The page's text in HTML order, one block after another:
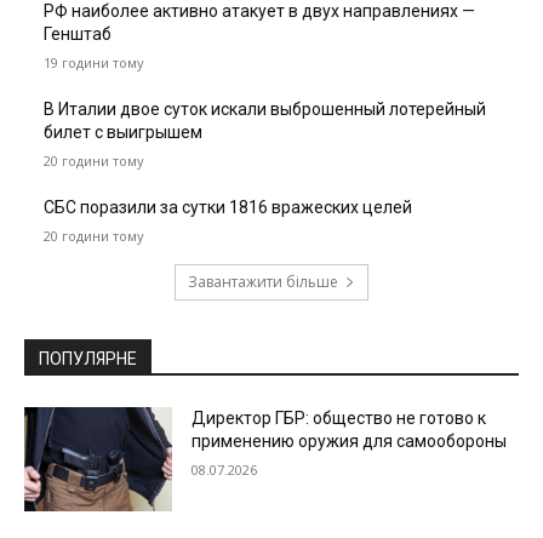
РФ наиболее активно атакует в двух направлениях —
Генштаб
19 години тому
В Италии двое суток искали выброшенный лотерейный
билет с выигрышем
20 години тому
СБС поразили за сутки 1816 вражеских целей
20 години тому
Завантажити більше
ПОПУЛЯРНЕ
Директор ГБР: общество не готово к
применению оружия для самообороны
08.07.2026